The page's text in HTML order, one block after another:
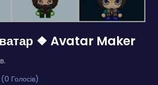
❖ Avatar Maker
Голосів)